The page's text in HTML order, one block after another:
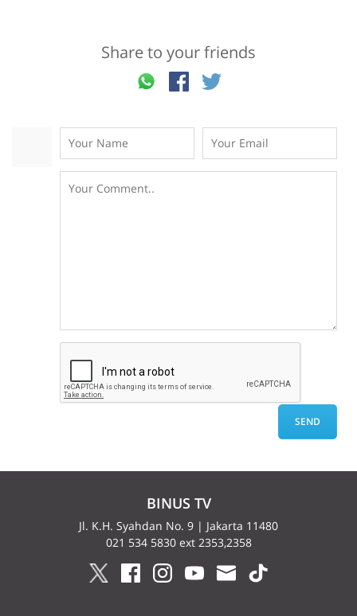
Share to your friends
BINUS TV
Jl. K.H. Syahdan No. 9 | Jakarta 11480
021 534 5830 ext 2353,2358